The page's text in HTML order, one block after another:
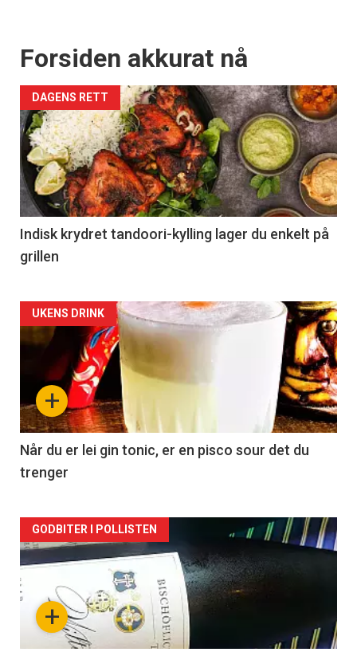
Forsiden akkurat nå
DAGENS RETT
Indisk krydret tandoori-kylling lager du enkelt på
grillen
Forsiden
akkurat
nå
-
2
+
UKENS DRINK
Når du er lei gin tonic, er en pisco sour det du
trenger
Forsiden
akkurat
nå+
GODBITER I POLLISTEN